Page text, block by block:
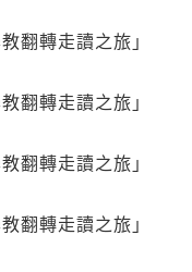
翻轉走讀之旅」
翻轉走讀之旅」
翻轉走讀之旅」
翻轉走讀之旅」